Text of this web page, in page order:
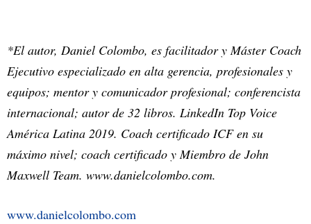
*El autor, Daniel Colombo, es facilitador y Máster Coach
Ejecutivo especializado en alta gerencia, profesionales y
equipos; mentor y comunicador profesional; conferencista
internacional; autor de 32 libros. LinkedIn Top Voice
América Latina 2019. Coach certificado ICF en su
máximo nivel; coach certificado y Miembro de John
Maxwell Team. www.danielcolombo.com.
www.danielcolombo.com